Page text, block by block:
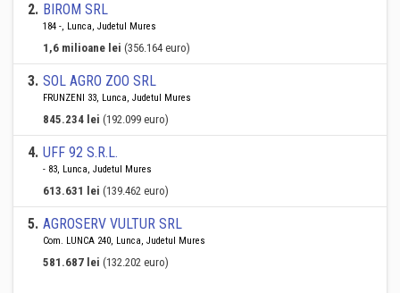
2. BIROM SRL
184 -, Lunca, Judetul Mures
1,6 milioane lei (356.164 euro)
3. SOL AGRO ZOO SRL
FRUNZENI 33, Lunca, Judetul Mures
845.234 lei (192.099 euro)
4. UFF 92 S.R.L.
- 83, Lunca, Judetul Mures
613.631 lei (139.462 euro)
5. AGROSERV VULTUR SRL
Com. LUNCA 240, Lunca, Judetul Mures
581.687 lei (132.202 euro)